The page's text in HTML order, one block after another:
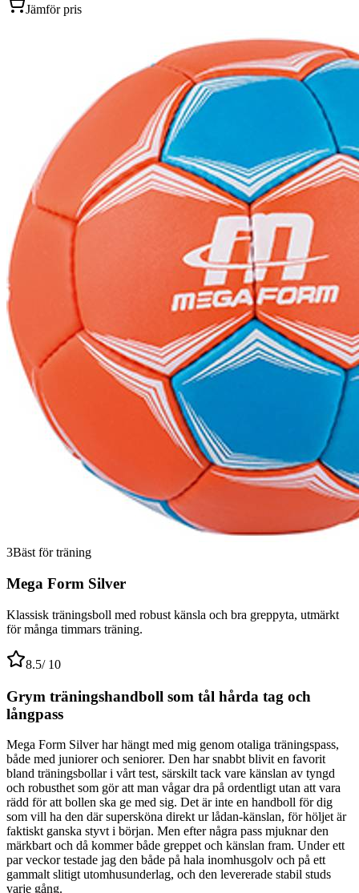
Jämför pris
3Bäst för träning
Mega Form Silver
Klassisk träningsboll med robust känsla och bra greppyta, utmärkt
för många timmars träning.
8.5/ 10
Grym träningshandboll som tål hårda tag och
långpass
Mega Form Silver har hängt med mig genom otaliga träningspass,
både med juniorer och seniorer. Den har snabbt blivit en favorit
bland träningsbollar i vårt test, särskilt tack vare känslan av tyngd
och robusthet som gör att man vågar dra på ordentligt utan att vara
rädd för att bollen ska ge med sig. Det är inte en handboll för dig
som vill ha den där supersköna direkt ur lådan-känslan, för höljet är
faktiskt ganska styvt i början. Men efter några pass mjuknar den
märkbart och då kommer både greppet och känslan fram. Under ett
par veckor testade jag den både på hala inomhusgolv och på ett
gammalt slitigt utomhusunderlag, och den levererade stabil studs
varje gång.